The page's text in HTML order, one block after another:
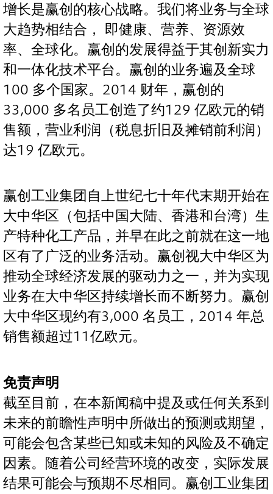
增长是赢创的核心战略。我们将业务与全球
大趋势相结合， 即健康、营养、资源效
率、全球化。赢创的发展得益于其创新实力
和一体化技术平台。赢创的业务遍及全球
100 多个国家。2014 财年，赢创的
33,000 多名员工创造了约129 亿欧元的销
售额，营业利润（税息折旧及摊销前利润）
达19 亿欧元。
赢创工业集团自上世纪七十年代末期开始在
大中华区（包括中国大陆、香港和台湾）生
产特种化工产品，并早在此之前就在这一地
区有了广泛的业务活动。赢创视大中华区为
推动全球经济发展的驱动力之一，并为实现
业务在大中华区持续增长而不断努力。赢创
大中华区现约有3,000 名员工，2014 年总
销售额超过11亿欧元。
免责声明
截至目前，在本新闻稿中提及或任何关系到
未来的前瞻性声明中所做出的预测或期望，
可能会包含某些已知或未知的风险及不确定
因素。随着公司经营环境的改变，实际发展
结果可能会与预期不尽相同。赢创工业集团